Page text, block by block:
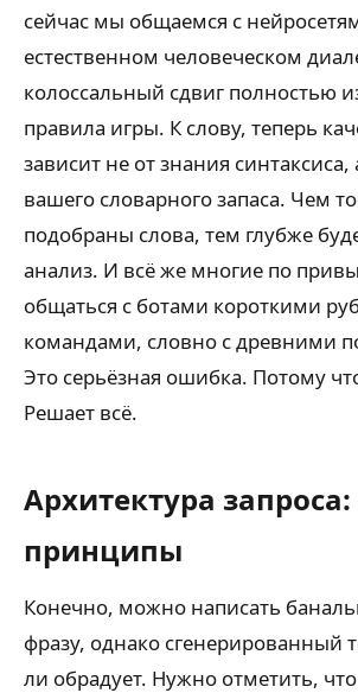
сейчас мы общаемся с
естественном человеческом
колоссальный сдвиг полностью
правила игры. К слову, теперь
зависит не от знания синтаксиса,
вашего словарного запаса. Чем
подобраны слова, тем глубже
анализ. И всё же многие по
общаться с ботами короткими
командами, словно с древними
Это серьёзная ошибка. Потому
Решает всё.
Архитектура
принципы
Конечно, можно написать
фразу, однако сгенерированный
ли обрадует. Нужно отметить, что